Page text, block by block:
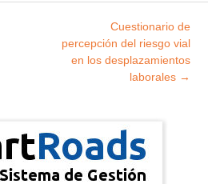
Cuestionario de
percepción del riesgo vial
en los desplazamientos
laborales →